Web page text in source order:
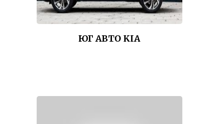
ЮГ АВТО KIA